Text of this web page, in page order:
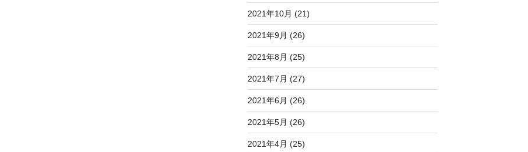
2021年10月 (21)
2021年9月 (26)
2021年8月 (25)
2021年7月 (27)
2021年6月 (26)
2021年5月 (26)
2021年4月 (25)